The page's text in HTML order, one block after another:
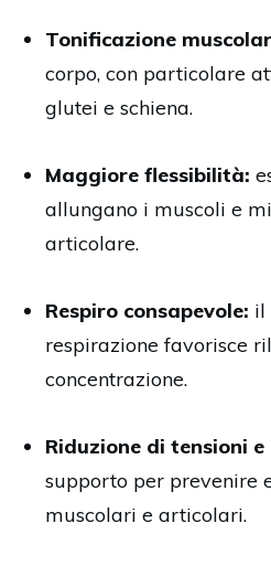
Tonificazione
corpo, con particolare
glutei e schiena.
Maggiore flessibilità:
allungano i muscoli e
articolare.
Respiro consapevole: il
respirazione favorisce
concentrazione.
Riduzione di tensioni
supporto per prevenire
muscolari e articolari.